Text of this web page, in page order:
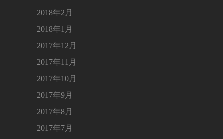
2018年2月
2018年1月
2017年12月
2017年11月
2017年10月
2017年9月
2017年8月
2017年7月